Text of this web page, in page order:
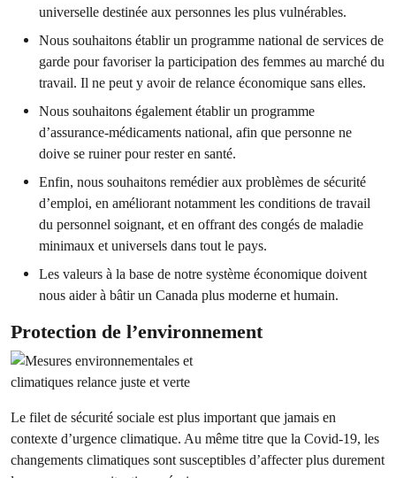
universelle destinée aux personnes les plus vulnérables.
Nous souhaitons établir un programme national de services de
garde pour favoriser la participation des femmes au marché du
travail. Il ne peut y avoir de relance économique sans elles.
Nous souhaitons également établir un programme
d’assurance-médicaments national, afin que personne ne
doive se ruiner pour rester en santé.
Enfin, nous souhaitons remédier aux problèmes de sécurité
d’emploi, en améliorant notamment les conditions de travail
du personnel soignant, et en offrant des congés de maladie
minimaux et universels dans tout le pays.
Les valeurs à la base de notre système économique doivent
nous aider à bâtir un Canada plus moderne et humain.
Protection de l’environnement
Le filet de sécurité sociale est plus important que jamais en
contexte d’urgence climatique. Au même titre que la Covid-19, les
changements climatiques sont susceptibles d’affecter plus durement